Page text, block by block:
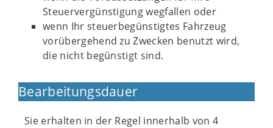
Steuervergünstigung wegfallen oder
wenn Ihr steuerbegünstigtes Fahrzeug
vorübergehend zu Zwecken benutzt wird,
die nicht begünstigt sind.
Bearbeitungsdauer
Sie erhalten in der Regel innerhalb von 4